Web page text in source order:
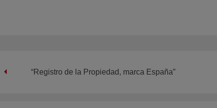
“Registro de la Propiedad, marca España”